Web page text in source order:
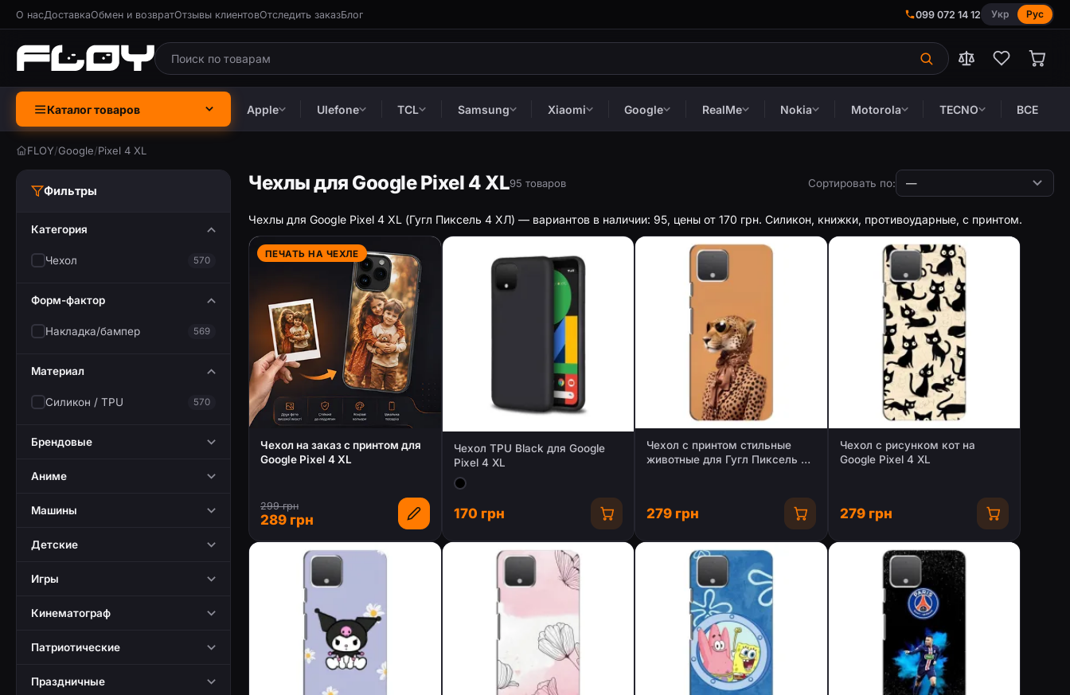
О насДоставкаОбмен и возвратОтзывы клиентовОтследить заказБлог 099 072 14 12 Укр Рус
Каталог товаров Apple Ulefone TCL Samsung Xiaomi Google RealMe Nokia Motorola TECNO ВСЕ
FLOY/Google/Pixel 4 XL
Фильтры
Категория
Чехол 570
Форм-фактор
Накладка/бампер 569
Материал
Силикон / TPU 570
Брендовые
Аниме
Машины
Детские
Игры
Кинематограф
Патриотические
Праздничные
Чехлы для Google Pixel 4 XL95 товаров Сортировать по:
Чехлы для Google Pixel 4 XL (Гугл Пиксель 4 ХЛ) — вариантов в наличии: 95, цены от 170 грн. Силикон, книжки, противоударные, с принтом.
ПЕЧАТЬ НА ЧЕХЛЕ
Чехол на заказ с принтом для
Google Pixel 4 XL
299 грн
289 грн
Чехол TPU Black для Google
Pixel 4 XL
170 грн
Чехол с принтом стильные
животные для Гугл Пиксель 4
279 грн
Чехол с рисунком кот на
Google Pixel 4 XL
279 грн